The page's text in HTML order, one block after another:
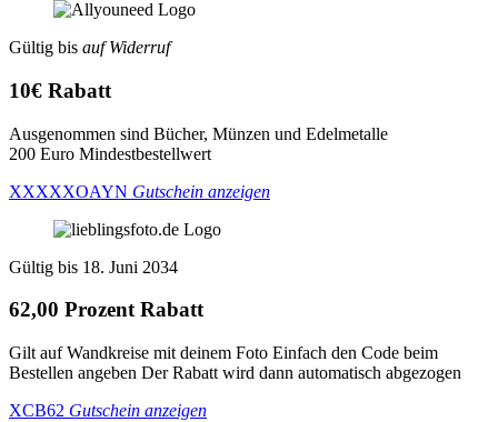
Gültig bis auf Widerruf
10€ Rabatt
Ausgenommen sind Bücher, Münzen und Edelmetalle
200 Euro Mindestbestellwert
XXXXXOAYN Gutschein anzeigen
Gültig bis 18. Juni 2034
62,00 Prozent Rabatt
Gilt auf Wandkreise mit deinem Foto Einfach den Code beim
Bestellen angeben Der Rabatt wird dann automatisch abgezogen
XCB62 Gutschein anzeigen